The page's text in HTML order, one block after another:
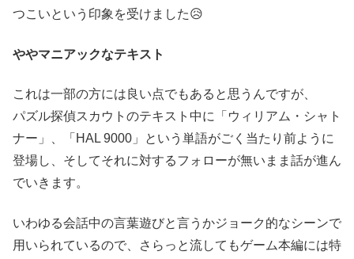
つこいという印象を受けました😥
ややマニアックなテキスト
これは一部の方には良い点でもあると思うんですが、
パズル探偵スカウトのテキスト中に「ウィリアム・シャト
ナー」、「HAL 9000」という単語がごく当たり前ように
登場し、そしてそれに対するフォローが無いまま話が進ん
でいきます。
いわゆる会話中の言葉遊びと言うかジョーク的なシーンで
用いられているので、さらっと流してもゲーム本編には特